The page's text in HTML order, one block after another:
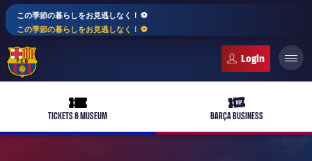
この季節の暮らしをお見逃しなく！ ⚽️
この季節の暮らしをお見逃しなく！ ⚽️
ticket-full
TICKETS & MUSEUM
ticket-vip
BARÇA BUSINESS